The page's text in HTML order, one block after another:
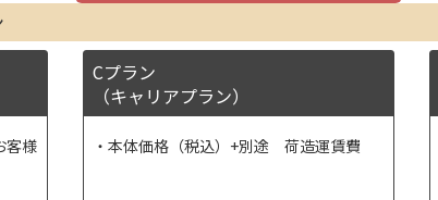
客様
Cプラン
（キャリアプラン）
本体価格（税込）+別途 荷造運賃費